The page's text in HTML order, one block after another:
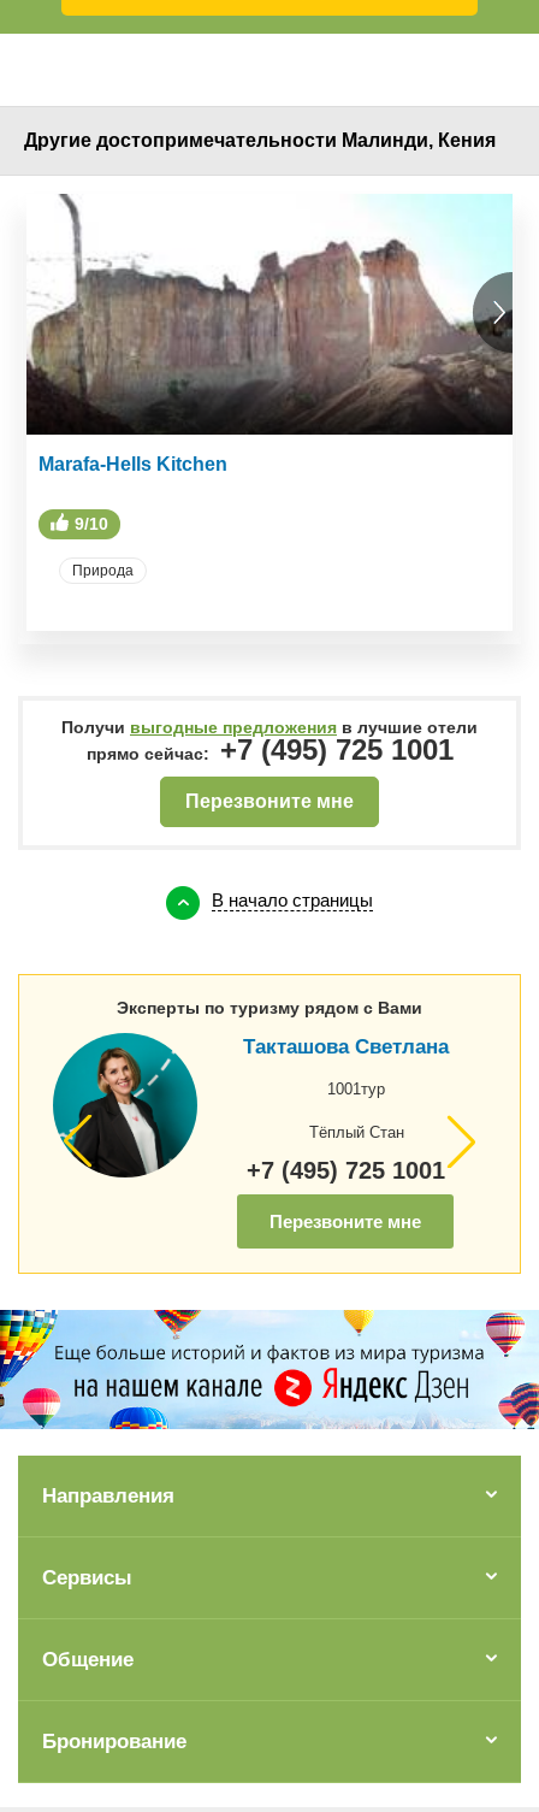
Другие достопримечательности Малинди, Кения
Marafa-Hells Kitchen
9/10
Природа
Получи выгодные предложения в лучшие отели
прямо сейчас:
+7 (495) 725 1001
Перезвоните мне
В начало страницы
Эксперты по туризму рядом с Вами
Такташова Светлана
1001тур
Тёплый Стан
+7 (495) 725 1001
Перезвоните мне
Направления
Сервисы
Общение
Бронирование